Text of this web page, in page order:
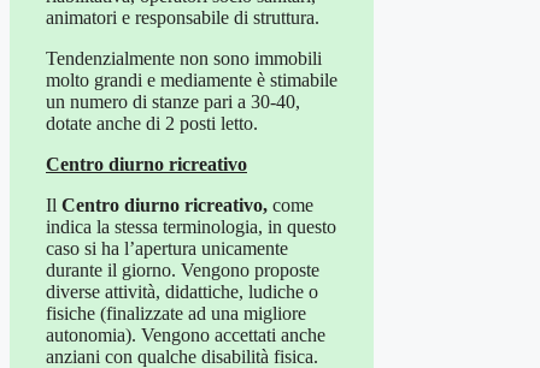
animatori e responsabile di struttura.
Tendenzialmente non sono immobili
molto grandi e mediamente è stimabile
un numero di stanze pari a 30-40,
dotate anche di 2 posti letto.
Centro diurno ricreativo
Il Centro diurno ricreativo, come
indica la stessa terminologia, in questo
caso si ha l’apertura unicamente
durante il giorno. Vengono proposte
diverse attività, didattiche, ludiche o
fisiche (finalizzate ad una migliore
autonomia). Vengono accettati anche
anziani con qualche disabilità fisica.